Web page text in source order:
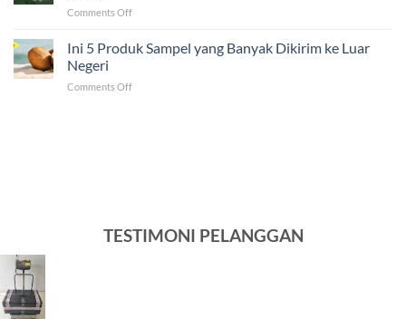
dalam
Barang
Comments Offon
Jasa
Pengiriman
Venezuela
Ini 5 Produk Sampel yang Banyak Dikirim ke Luar
Negeri
Comments Offon
Negeri
TESTIMONI PELANGGAN